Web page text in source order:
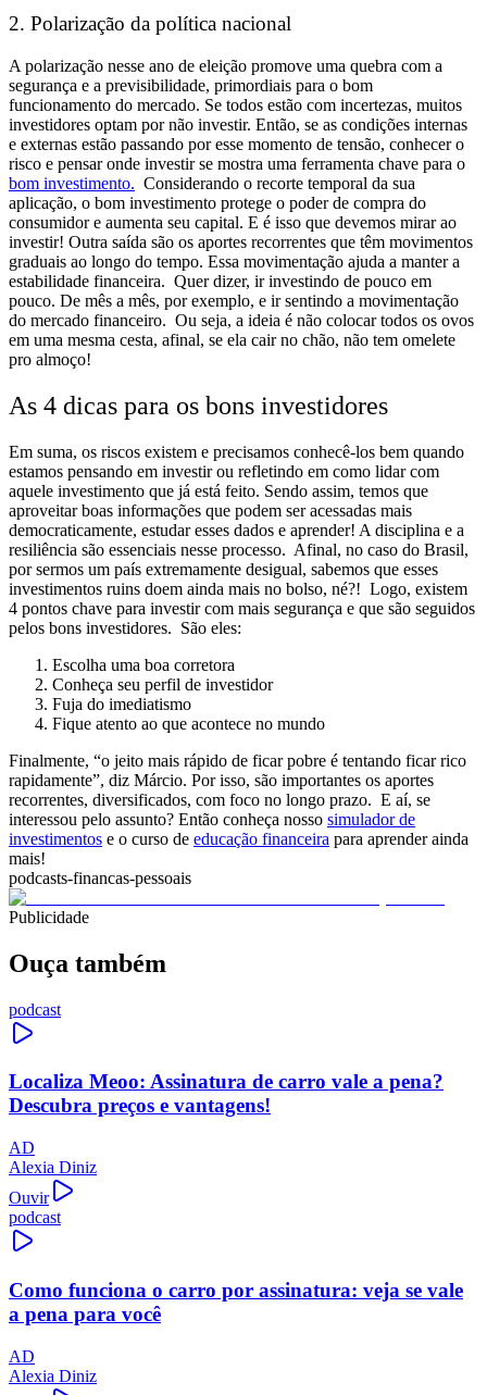
2. Polarização da política nacional
A polarização nesse ano de eleição promove uma quebra com a
segurança e a previsibilidade, primordiais para o bom
funcionamento do mercado. Se todos estão com incertezas, muitos
investidores optam por não investir. Então, se as condições internas
e externas estão passando por esse momento de tensão, conhecer o
risco e pensar onde investir se mostra uma ferramenta chave para o
bom investimento. Considerando o recorte temporal da sua
aplicação, o bom investimento protege o poder de compra do
consumidor e aumenta seu capital. E é isso que devemos mirar ao
investir! Outra saída são os aportes recorrentes que têm movimentos
graduais ao longo do tempo. Essa movimentação ajuda a manter a
estabilidade financeira. Quer dizer, ir investindo de pouco em
pouco. De mês a mês, por exemplo, e irsentindo a movimentação
do mercado financeiro. Ou seja, a ideia é não colocar todos os ovos
em uma mesma cesta, afinal, se ela cair no chão, não tem omelete
pro almoço!
As 4 dicas para os bons investidores
Em suma, os riscos existem e precisamos conhecê-los bem quando
estamos pensando em investir ou refletindo em como lidar com
aquele investimento que já está feito. Sendo assim, temos que
aproveitar boas informações que podem ser acessadas mais
democraticamente, estudar esses dados e aprender! A disciplina e a
resiliência são essenciais nesse processo. Afinal, no caso do Brasil,
por sermos um país extremamente desigual, sabemos que esses
investimentos ruins doem ainda mais no bolso, né?! Logo, existem
4 pontos chave para investir com mais segurança e que são seguidos
pelos bons investidores. São eles:
Escolha uma boa corretora
Conheça seu perfil de investidor
Fuja do imediatismo
Fique atento ao que acontece no mundo
Finalmente, “o jeito mais rápido de ficar pobre é tentando ficar rico
rapidamente”, diz Márcio. Por isso, são importantes os aportes
recorrentes, diversificados, com foco no longo prazo. E aí, se
interessou pelo assunto? Então conheça nosso simulador de
investimentos e o curso de educação financeira para aprender ainda
mais!
podcasts-financas-pessoais
Publicidade
Ouça também
podcast
Localiza Meoo: Assinatura de carro vale a pena?
Descubra preços e vantagens!
AD
Alexia Diniz
Ouvir
podcast
Como funciona o carro por assinatura: veja se vale
a pena para você
AD
Alexia Diniz